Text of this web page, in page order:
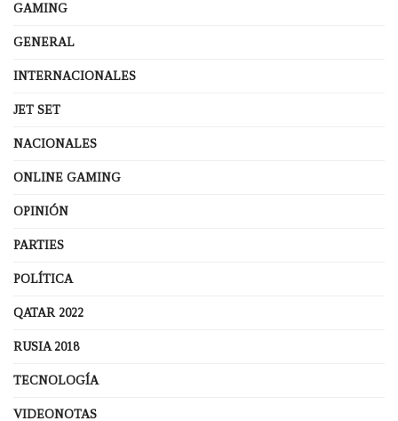
GAMING
GENERAL
INTERNACIONALES
JET SET
NACIONALES
ONLINE GAMING
OPINIÓN
PARTIES
POLÍTICA
QATAR 2022
RUSIA 2018
TECNOLOGÍA
VIDEONOTAS